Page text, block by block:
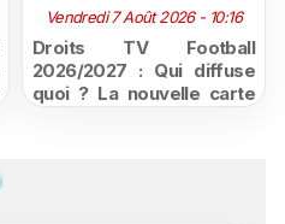
Vendredi 7 Août 2026 - 10:16
Droits TV Football
2026/2027 : Qui diffuse
quoi ? La nouvelle carte